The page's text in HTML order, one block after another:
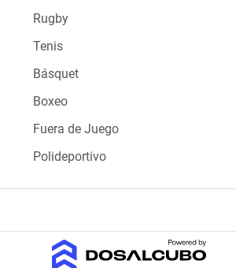
Rugby
Tenis
Básquet
Boxeo
Fuera de Juego
Polideportivo